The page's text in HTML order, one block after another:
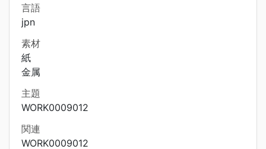
言語
jpn
素材
紙
金属
主題
WORK0009012
関連
WORK0009012